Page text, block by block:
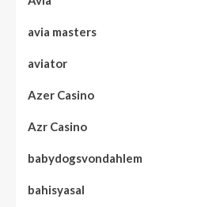
avia masters
aviator
Azer Casino
Azr Casino
babydogsvondahlem
bahisyasal